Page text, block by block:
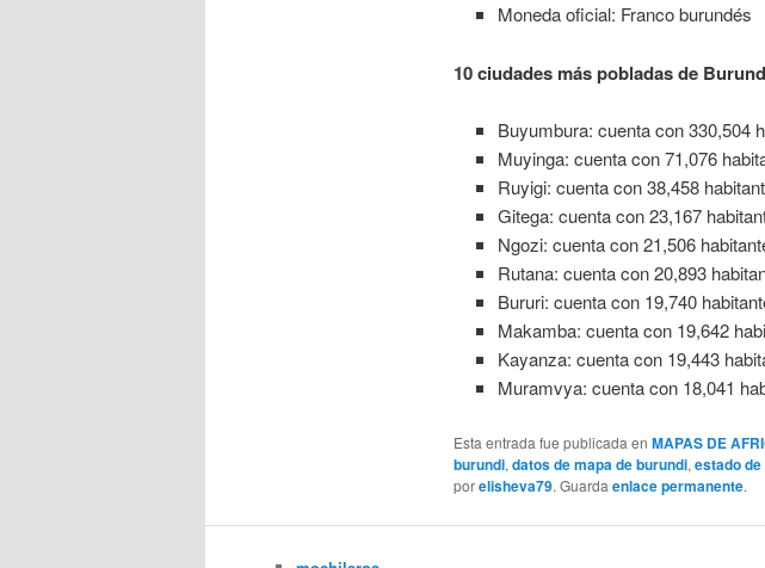
Moneda oficial: Franco burundés
10 ciudades más pobladas de
Buyumbura: cuenta con 330,504
Muyinga: cuenta con 71,076
Ruyigi: cuenta con 38,458
Gitega: cuenta con 23,167
Ngozi: cuenta con 21,506
Rutana: cuenta con 20,893
Bururi: cuenta con 19,740
Makamba: cuenta con 19,642
Kayanza: cuenta con 19,443
Muramvya: cuenta con 18,041
Esta entrada fue publicada en MAPAS DE
burundi, datos de mapa de burundi, estado
porelisheva79. Guarda enlace permanente.